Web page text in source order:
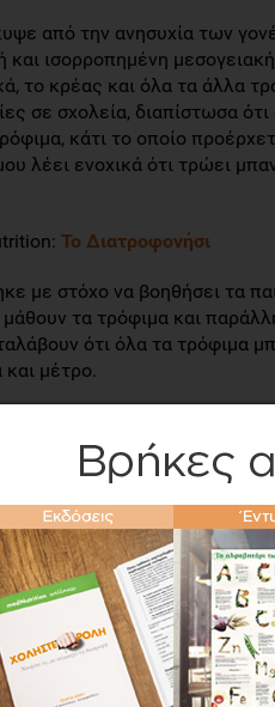
από την ανησυχία των
και ισορροπημένη
το κρέας και όλα τα άλλα
σε σχολεία, διαπίστωσα
κάτι το οποίο
λέει ενοχικά ότι τρώει
Το Διατροφονήσι
με στόχο να βοηθήσει τα
τα τρόφιμα και
ότι όλα τα τρόφιμα
και μέτρο.
να μάθουν ποια είναι
πρέπει να τα έχουμε πιο
τα παιδιά να μάθουν να
να μάθει ότι το μήλο
την εικόνα του τροφίμου